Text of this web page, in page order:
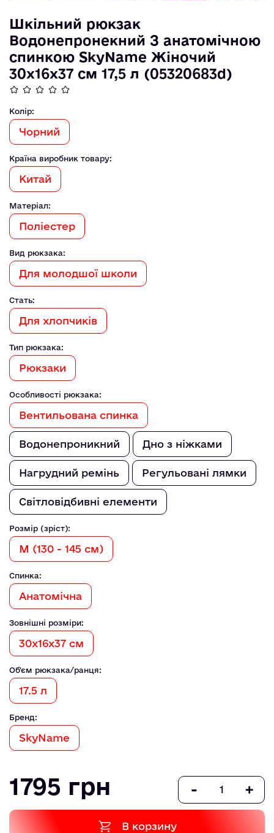
Шкільний рюкзак
Водонепронекний З анатомічною
спинкою SkyName Жіночий
30х16х37 см 17,5 л (05320683d)
Колір:
Чорний
Країна виробник товару:
Китай
Матеріал:
Поліестер
Вид рюкзака:
Для молодшої школи
Стать:
Для хлопчиків
Тип рюкзака:
Рюкзаки
Особливості рюкзака:
Вентильована спинка
Водонепроникний Дно з ніжками
Нагрудний ремінь Регульовані лямки
Світловідбивні елементи
Розмір (зріст):
M (130 - 145 см)
Спинка:
Анатомічна
Зовнішні розміри:
30х16х37 см
Об'єм рюкзака/ранця:
17.5 л
Бренд:
SkyName
1795 грн - +
В корзину